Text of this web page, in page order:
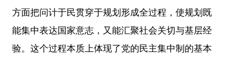
方面把问计于民贯穿于规划形成全过程，使规划既
能集中表达国家意志，又能汇聚社会关切与基层经
验。这个过程本质上体现了党的民主集中制的基本